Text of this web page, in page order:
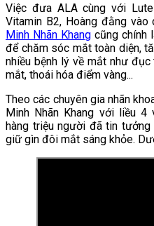
Việc đưa ALA cùng với
Vitamin B2, Hoàng đằng
Minh Nhãn Khang cũng chính
để chăm sóc mắt toàn diện,
nhiều bệnh lý về mắt như
mắt, thoái hóa điểm vàng...
Theo các chuyên gia nhãn
Minh Nhãn Khang với liều 4
hàng triệu người đã tin
giữ gìn đôi mắt sáng khỏe.